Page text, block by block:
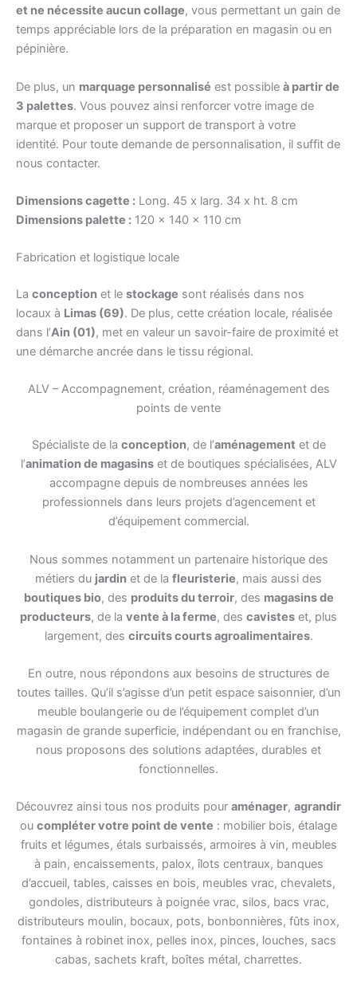
et ne nécessite aucun collage, vous permettant un gain de
temps appréciable lors de la préparation en magasin ou en
pépinière.
De plus, un marquage personnalisé est possible à partir de
3 palettes. Vous pouvez ainsi renforcer votre image de
marque et proposer un support de transport à votre
identité. Pour toute demande de personnalisation, il suffit de
nous contacter.
Dimensions cagette : Long. 45 x larg. 34 x ht. 8 cm
Dimensions palette : 120 x 140 x 110 cm
Fabrication et logistique locale
La conception et le stockage sont réalisés dans nos
locaux à Limas (69). De plus, cette création locale, réalisée
dans l’Ain (01), met en valeur un savoir-faire de proximité et
une démarche ancrée dans le tissu régional.
ALV – Accompagnement, création, réaménagement des
points de vente
Spécialiste de la conception, de l’aménagement et de
l’animation de magasinset de boutiques spécialisées, ALV
accompagne depuis de nombreuses années les
professionnels dans leurs projets d’agencement et
d’équipement commercial.
Nous sommes notamment un partenaire historique des
métiers du jardin et de la fleuristerie, mais aussi des
boutiques bio, des produits du terroir, des magasins de
producteurs, de la vente à la ferme, des cavistes et, plus
largement, des circuits courts agroalimentaires.
En outre, nous répondons aux besoins de structures de
toutes tailles. Qu’il s’agisse d’un petit espace saisonnier, d’un
meuble boulangerie ou de l’équipement complet d’un
magasin de grande superficie, indépendant ou en franchise,
nous proposons des solutions adaptées, durables et
fonctionnelles.
Découvrez ainsi tous nos produits pour aménager, agrandir
ou compléter votre point de vente : mobilier bois, étalage
fruits et légumes, étals surbaissés, armoires à vin, meubles
à pain, encaissements, palox, îlots centraux, banques
d’accueil, tables, caisses en bois, meubles vrac, chevalets,
gondoles, distributeurs à poignée vrac, silos, bacs vrac,
distributeurs moulin, bocaux, pots, bonbonnières, fûts inox,
fontaines à robinet inox, pelles inox, pinces, louches, sacs
cabas, sachets kraft, boîtes métal, charrettes.